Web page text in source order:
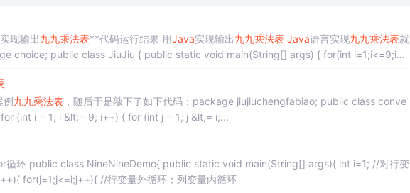
实现输出九九乘法表**代码运行结果 用Java实现输出九九乘法表 Java语言实现九九乘法表就
{ for(int i=1;i<=9;i+
例九九乘法表 ，随后于是敲下了如下代码：package jiujiuchengfabiao; public class conve
rt { public static void main(String[] args) { for (int i = 1; i &lt;= 9; i++) { for (int j = 1; j &lt;= i;...
args){ int i=1; //对行变
量赋值 int j=1; //对列变量赋值 for(i=1;i<=9;i++){ for(j=1;j<=i;j++){ //行变量外循环；列变量内循环